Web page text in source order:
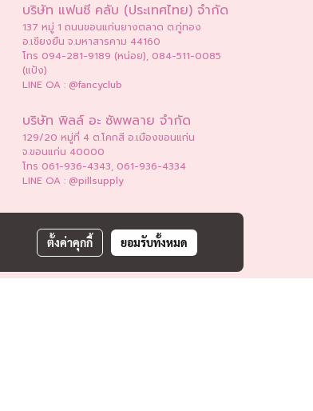
บริษัท แฟนซี คลับ (ประเทศไทย) จำกัด
137 หมู่ 1 ถนนขอนแก่นยางตลาด ต.กู่ทอง
อ.เชียงยืน จ.มหาสารคาม 44160
โทร 094-281-9189 (หน่อย), 084-511-0085
(แป้ง)
LINE OA : @fancyclub
บริษัท พิลล์ อะ ซัพพลาย จำกัด
129/20 หมู่ที่ 4 ต.โคกสี อ.เมืองขอนแก่น
จ.ขอนแก่น 40000
โทร 061-936-4343, 061-936-4334
LINE OA : @pillsupply
ตั้งค่าคุกกี้ ยอมรับทั้งหมด